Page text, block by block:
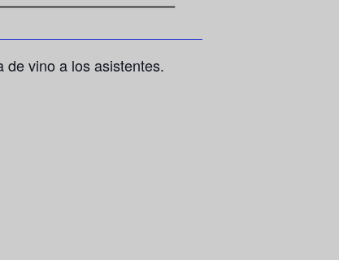
de vino a los asistentes.